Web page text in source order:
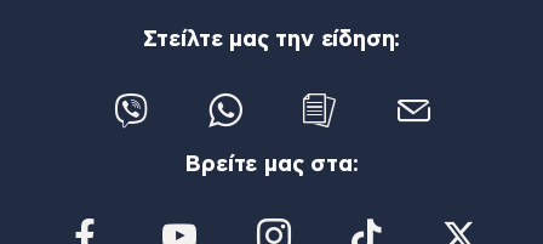
Στείλτε μας την είδηση:
Βρείτε μας στα: